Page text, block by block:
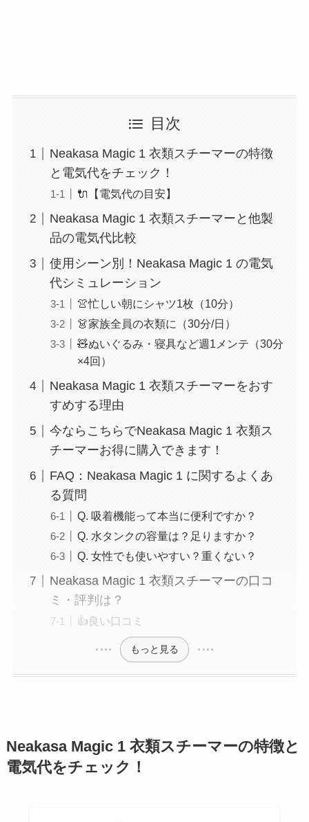
目次
Neakasa Magic 1 衣類スチーマーの特徴
と電気代をチェック！
🔌【電気代の目安】
Neakasa Magic 1 衣類スチーマーと他製
品の電気代比較
使用シーン別！Neakasa Magic 1 の電気
代シミュレーション
👚忙しい朝にシャツ1枚（10分）
👗家族全員の衣類に（30分/日）
🧸ぬいぐるみ・寝具など週1メンテ（30分
×4回）
Neakasa Magic 1 衣類スチーマーをおす
すめする理由
今ならこちらでNeakasa Magic 1 衣類ス
チーマーお得に購入できます！
FAQ：Neakasa Magic 1 に関するよくあ
る質問
Q. 吸着機能って本当に便利ですか？
Q. 水タンクの容量は？足りますか？
Q. 女性でも使いやすい？重くない？
Neakasa Magic 1 衣類スチーマーの口コ
ミ・評判は？
👍良い口コミ
もっと見る
Neakasa Magic 1 衣類スチーマーの特徴と
電気代をチェック！